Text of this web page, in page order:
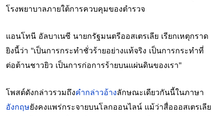
โรงพยาบาลภายใต้การควบคุมของตำรวจ
แอนโทนี อัลบาเนซี นายกรัฐมนตรีออสเตรเลีย เรียกเหตุกราด
ยิงนี้ว่า "เป็นการกระทำชั่วร้ายอย่างแท้จริง เป็นการกระทำที่
ต่อต้านชาวยิว เป็นการก่อการร้ายบนแผ่นดินของเรา"
โพสต์ดังกล่าวรวมถึงคำกล่าวอ้างลักษณะเดียวกันนี้ในภาษา
อังกฤษยังคงแพร่กระจายบนโลกออนไลน์ แม้ว่าสื่อออสเตรเลีย